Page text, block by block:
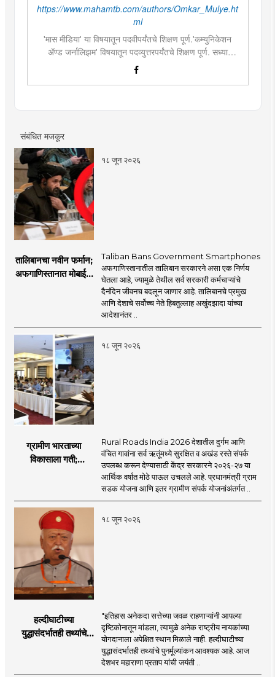
https://www.mahamtb.com/authors/Omkar_Mulye.ht
ml
'मास मीडिया' या विषयातून पदवीपर्यंतचे शिक्षण पूर्ण.'कम्युनिकेशन
ॲण्ड जर्नालिझम' विषयातून पदव्युत्तरपर्यंतचे शिक्षण पूर्ण. सध्या
दै.'मुंबई तरुण भारत'मध्ये वेब उपसंपादक म्हणून कार्यरत. लिखाण,
संगीत, वाचन, फोटोग्राफी, इ.ची आवड.लिवोग्राफी भाषाशैलीत विशेष
संबंधित मजकूर
१८ जून २०२६
तालिबानचा नवीन फर्मान;
अफगाणिस्तानात मोबाईल
Taliban Bans Government Smartphones
अफगाणिस्तानातील तालिबान सरकारने असा एक निर्णय
घेतला आहे, ज्यामुळे तेथील सर्व सरकारी कर्मचाऱ्यांचे
दैनंदिन जीवनच बदलून जाणार आहे. तालिबानचे प्रमुख
आणि देशाचे सर्वोच्च नेते हिबतुल्लाह अखुंदझादा यांच्या
आदेशानंतर ..
१८ जून २०२६
ग्रामीण भारताच्या
विकासाला गती;
लक्ष्य!
Rural Roads India 2026 देशातील दुर्गम आणि
वंचित गावांना सर्व ऋतूंमध्ये सुरक्षित व अखंड रस्ते संपर्क
उपलब्ध करून देण्यासाठी केंद्र सरकारने २०२६-२७ या
आर्थिक वर्षात मोठे पाऊल उचलले आहे. प्रधानमंत्री ग्राम
सडक योजना आणि इतर ग्रामीण संपर्क योजनांअंतर्गत ..
१८ जून २०२६
हल्दीघाटीच्या
युद्धासंदर्भातही तथ्यांचे
मोहनजी भागवत
"इतिहास अनेकदा सत्तेच्या जवळ राहणाऱ्यांनी आपल्या
दृष्टिकोनातून मांडला, त्यामुळे अनेक राष्ट्रीय नायकांच्या
योगदानाला अपेक्षित स्थान मिळाले नाही. हल्दीघाटीच्या
युद्धासंदर्भातही तथ्यांचे पुनर्मूल्यांकन आवश्यक आहे. आज
देशभर महाराणा प्रताप यांची जयंती ..